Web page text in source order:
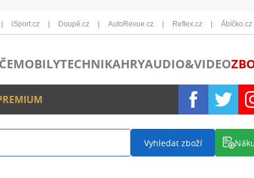
iSport.cz Doupě.cz AutoRevue.cz Reflex.cz Ábíčko.cz
MOBILYTECHNIKAHRYAUDIO&VIDEO
Vyhledat zboží